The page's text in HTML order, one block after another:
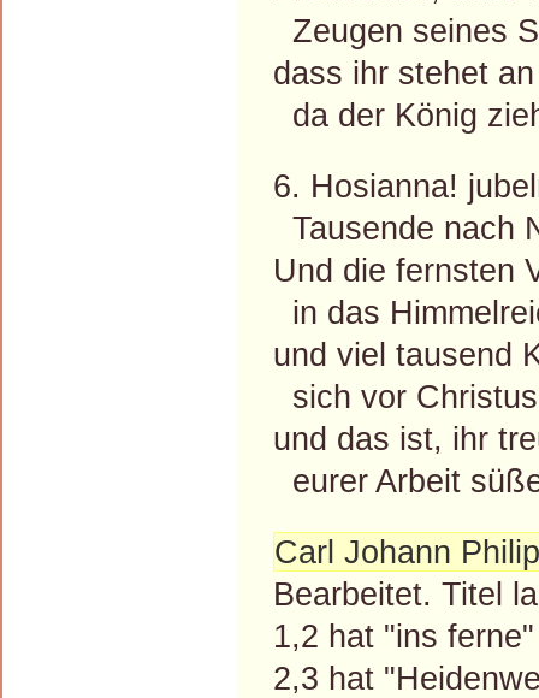
Zeugen seines
dass ihr stehet
da der König
6. Hosianna!
Tausende nach
Und die fernsten
in das
und viel tausend
sich vor
und das ist, ihr
eurer Arbeit
Carl Johann
Bearbeitet. Titel
1,2 hat "ins
2,3 hat